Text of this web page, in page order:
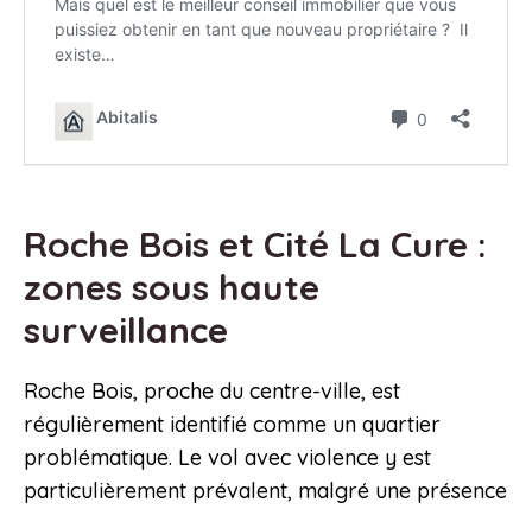
Roche Bois et Cité La Cure :
zones sous haute
surveillance
Roche Bois, proche du centre-ville, est
régulièrement identifié comme un quartier
problématique. Le vol avec violence y est
particulièrement prévalent, malgré une présence